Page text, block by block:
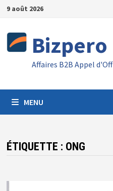
Passer
contenu
9 août 2026
Bizpero
Affaires B2B Appel
MENU
ÉTIQUETTE : ONG